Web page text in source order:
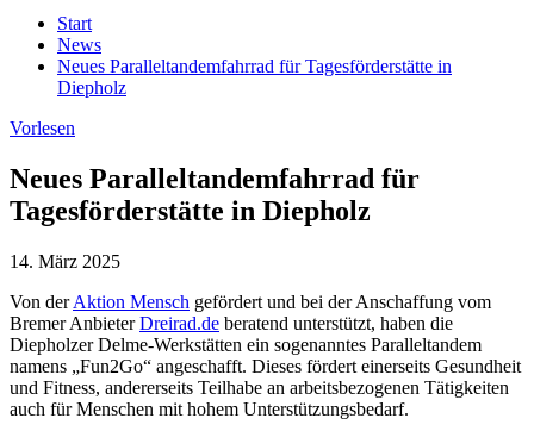
Start
News
Neues Paralleltandemfahrrad für Tagesförderstätte in
Diepholz
Vorlesen
Neues Paralleltandemfahrrad für
Tagesförderstätte in Diepholz
14. März 2025
Von derAktion Mensch gefördert und bei der Anschaffung vom
Bremer AnbieterDreirad.de beratend unterstützt, haben die
Diepholzer Delme-Werkstätten ein sogenanntes Paralleltandem
namens „Fun2Go“ angeschafft. Dieses fördert einerseits Gesundheit
und Fitness, andererseits Teilhabe an arbeitsbezogenen Tätigkeiten
auch für Menschen mit hohem Unterstützungsbedarf.